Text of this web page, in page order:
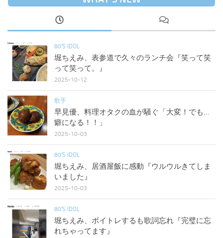
80'S IDOL
堀ちえみ、表参道で久々のランチ会『笑って笑
って笑って。』
2025-10-12
歌手
早見優、料理オタクの血が騒ぐ「大変！でも…
癖になる！！」
2025-10-03
80'S IDOL
堀ちえみ、居酒屋飯に感動『ウルウルきてしま
いました』
2025-10-03
80'S IDOL
堀ちえみ、ボイトレするも歌詞忘れ『完璧に忘
れちゃってます』